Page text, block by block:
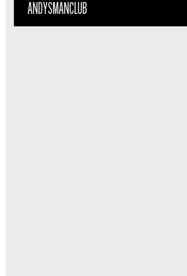
ANDYSMANCLUB